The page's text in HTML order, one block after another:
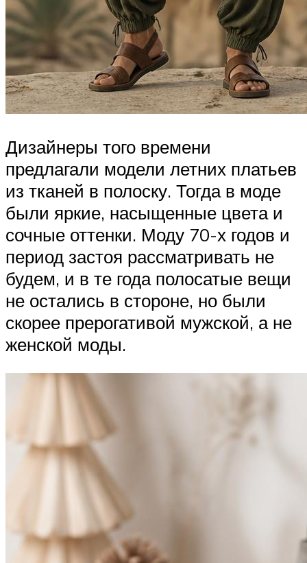
Дизайнеры того времени
предлагали модели летних платьев
из тканей в полоску. Тогда в моде
были яркие, насыщенные цвета и
сочные оттенки. Моду 70-х годов и
период застоя рассматривать не
будем, и в те года полосатые вещи
не остались в стороне, но были
скорее прерогативой мужской, а не
женской моды.